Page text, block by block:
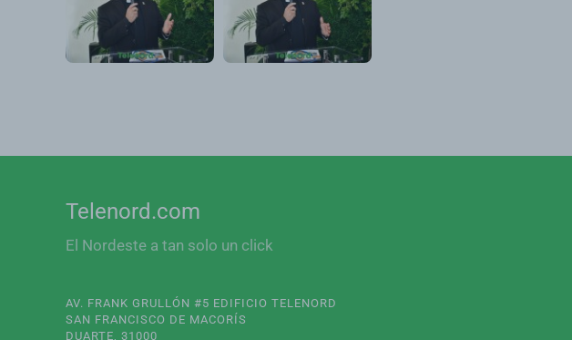
Telenord.com
El Nordeste a tan solo un click
AV. FRANK GRULLÓN #5 EDIFICIO TELENORD
SAN FRANCISCO DE MACORÍS
DUARTE, 31000